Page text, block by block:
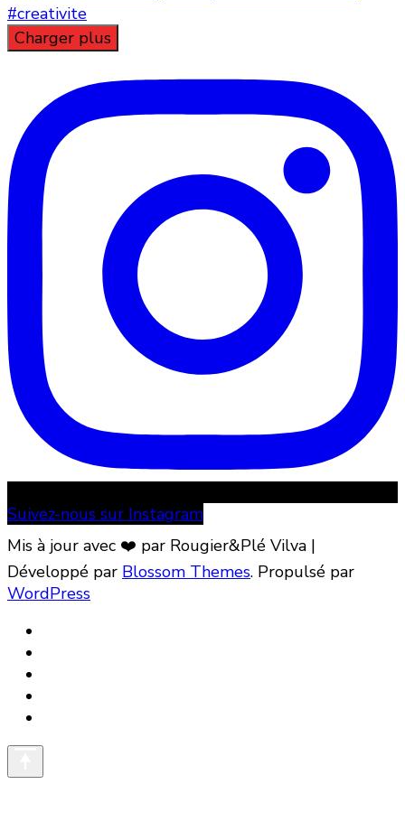
Charger plus
Suivez-nous sur Instagram
Mis à jour avec ❤️ par Rougier&Plé Vilva |
Développé par Blossom Themes. Propulsé par
WordPress